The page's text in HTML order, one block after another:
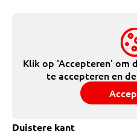
Klik op 'Accepteren' om
te accepteren en
Duistere kant